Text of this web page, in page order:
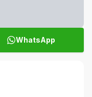
WhatsApp